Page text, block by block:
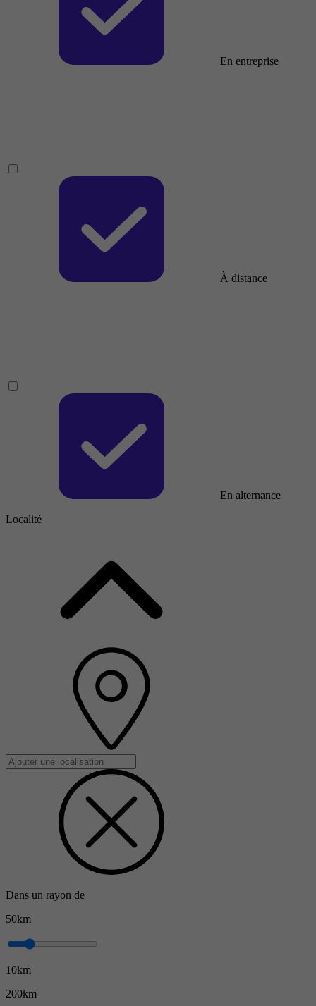
En entreprise
À distance
En alternance
Localité
Dans un rayon de
50km
10km
200km